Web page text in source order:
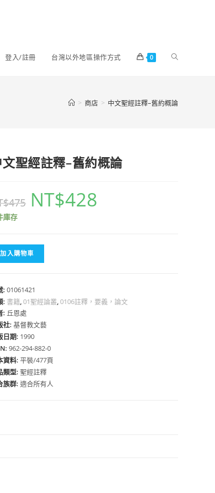
登入/註冊 台灣以外地區操作方式 0
> 商店 > 中文聖經註釋–舊約概論
文聖經註釋–舊約概論
475 NT$428
庫存
加入購物車
:01061421
: 書籍,01聖經論叢,0106註釋，要義，論文
: 丘恩處
社:基督教文藝
日期: 1990
962-294-882-0
資料:平裝/477頁
類型:聖經註釋
族群:適合所有人